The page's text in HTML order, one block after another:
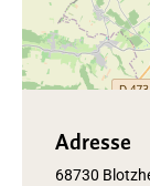
Adresse
68730